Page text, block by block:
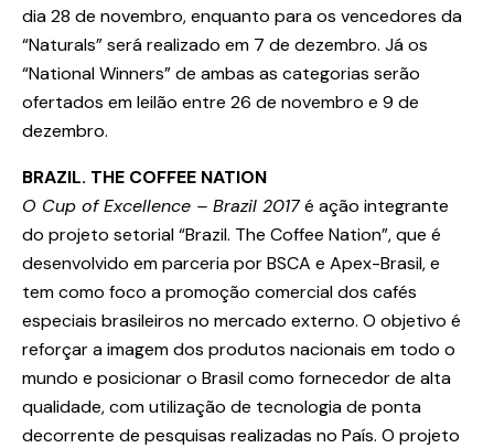
dia 28 de novembro, enquanto para os vencedores da
“Naturals” será realizado em 7 de dezembro. Já os
“National Winners” de ambas as categorias serão
ofertados em leilão entre 26 de novembro e 9 de
dezembro.
BRAZIL. THE COFFEE NATION
O Cup of Excellence – Brazil 2017é ação integrante
do projeto setorial “Brazil. The Coffee Nation”, que é
desenvolvido em parceria por BSCA e Apex-Brasil, e
tem como foco a promoção comercial dos cafés
especiais brasileiros no mercado externo. O objetivo é
reforçar a imagem dos produtos nacionais em todo o
mundo e posicionar o Brasil como fornecedor de alta
qualidade, com utilização de tecnologia de ponta
decorrente de pesquisas realizadas no País. O projeto